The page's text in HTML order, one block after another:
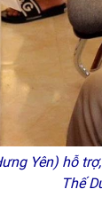
Yên) hỗ
Thế